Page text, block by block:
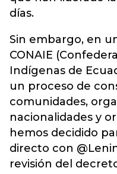
días.
Sin embargo, en
CONAIE
Indígenas de
un proceso de
comunidades,
nacionalidades y
hemos decidido
directo con
revisión del